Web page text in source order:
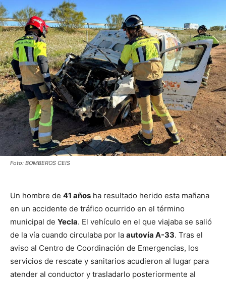
Foto: BOMBEROS CEIS
Un hombre de 41 años ha resultado herido esta mañana
en un accidente de tráfico ocurrido en el término
municipal de Yecla. El vehículo en el que viajaba se salió
de la vía cuando circulaba por la autovía A-33. Tras el
aviso al Centro de Coordinación de Emergencias, los
servicios de rescate y sanitarios acudieron al lugar para
atender al conductor y trasladarlo posteriormente al